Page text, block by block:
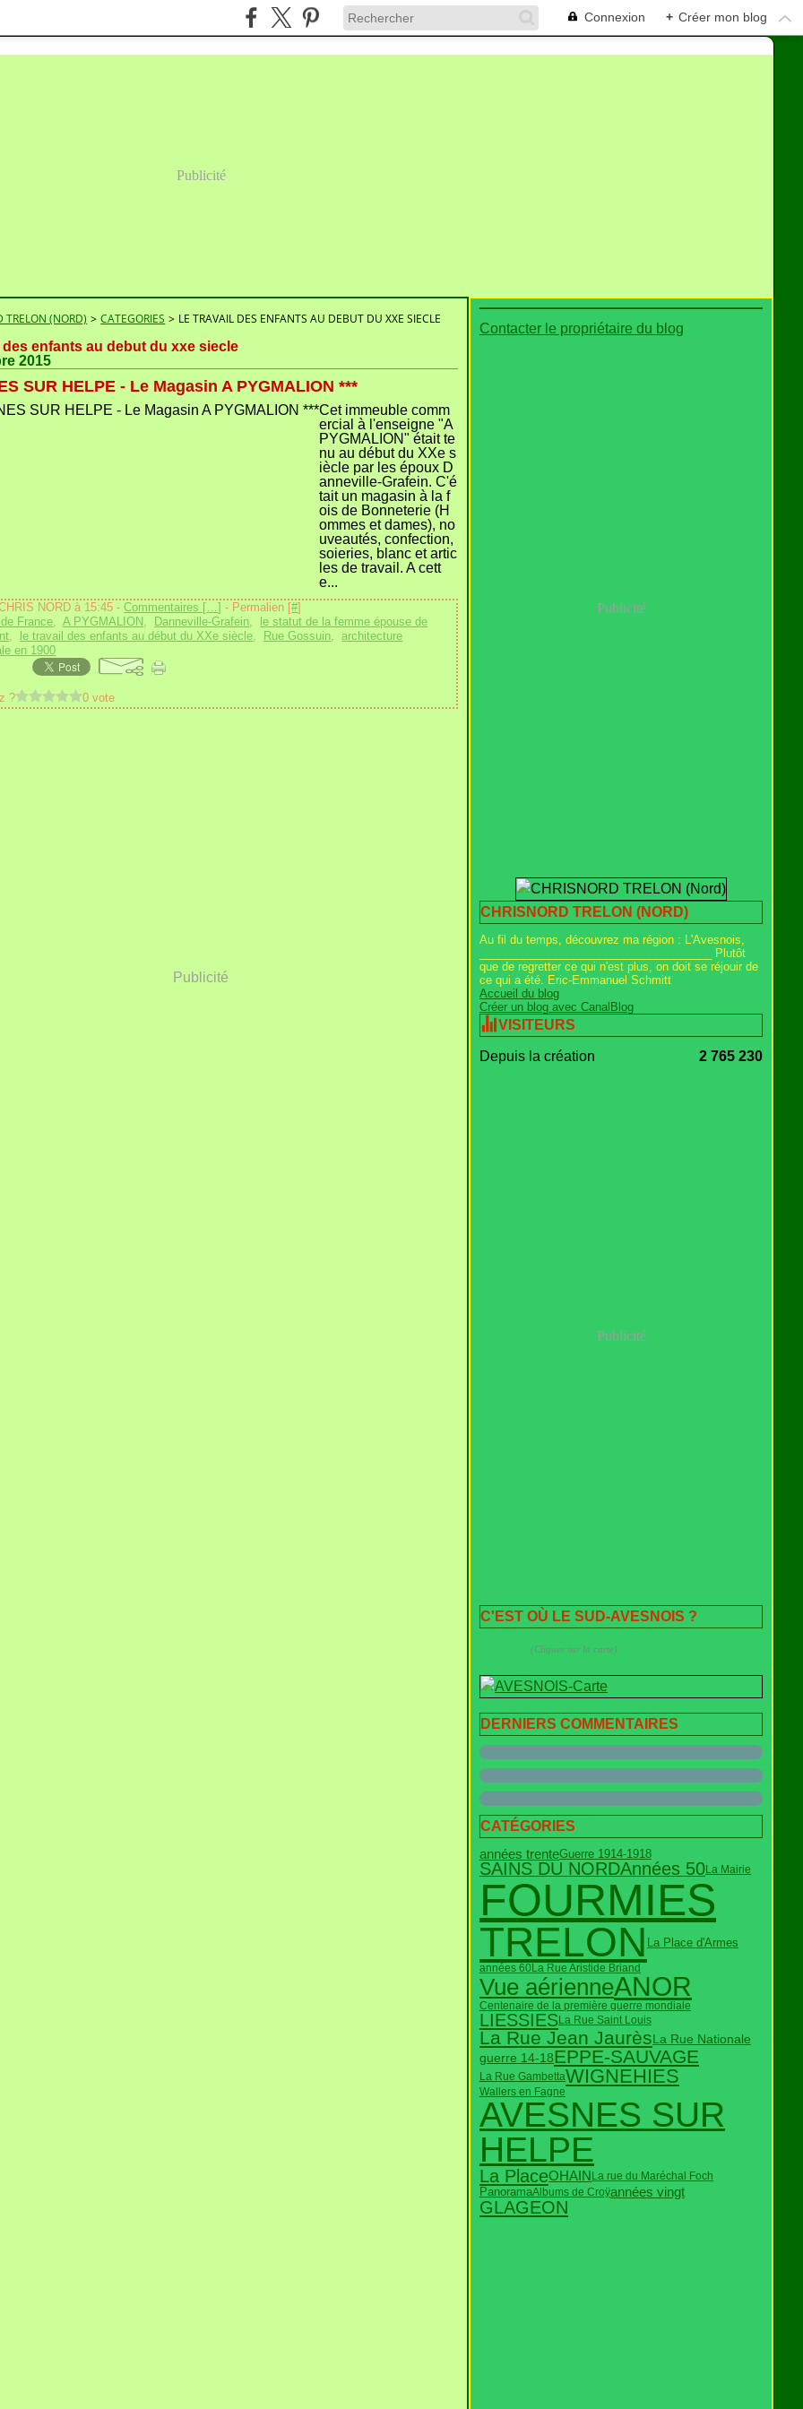
Connexion + Créer mon blog
Publicité
TRELON (NORD) > CATEGORIES > LE TRAVAIL DES ENFANTS AU DEBUT DU XXE SIECLE
des enfants au debut du xxe siecle
2015
SUR HELPE - Le Magasin A PYGMALION ***
Cet immeuble comm
ercial à l'enseigne "A
PYGMALION" était te
nu au début du XXe s
iècle par les époux D
anneville-Grafein. C'é
tait un magasin à la f
ois de Bonneterie (H
ommes et dames), no
uveautés, confection,
soieries, blanc et artic
les de travail. A cett
e...
NORD à 15:45 -Commentaires […] - Permalien [#]
France,A PYGMALION , Danneville-Grafein,
le statut de la femme épouse de
, le travail des enfants au début du XXe siècle, Rue Gossuin,architecture
en 1900
? 0 vote
Publicité
Contacter le propriétaire du blog
Publicité
CHRISNORD TRELON (NORD)
Au fil du temps, découvrez ma région : L'Avesnois,
_____________________________________ Plutôt
que de regretter ce qui n'est plus, on doit se réjouir de
ce qui a été. Eric-Emmanuel Schmitt
Accueil du blog
Créer un blog avec CanalBlog
VISITEURS
Depuis la création 2 765 230
Publicité
C'EST OÙ LE SUD-AVESNOIS ?
(Cliquer sur la carte)
DERNIERS COMMENTAIRES
CATÉGORIES
années trenteGuerre 1914-1918
SAINS DU NORDAnnées 50La Mairie
FOURMIES
TRELON La Place d'Armes
années 60 La Rue Aristide Briand
Vue aérienneANOR
Centenaire de la première guerre mondiale
LIESSIESLa Rue Saint Louis
La Rue Jean JaurèsLa Rue Nationale
guerre 14-18EPPE-SAUVAGE
La Rue GambettaWIGNEHIES
Wallers en Fagne
AVESNES SUR
HELPE
La PlaceOHAIN La rue du Maréchal Foch
PanoramaAlbums de Croÿannées vingt
GLAGEON